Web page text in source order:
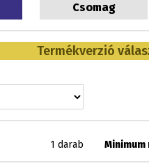
Csomag
Termékverzió
1 darab